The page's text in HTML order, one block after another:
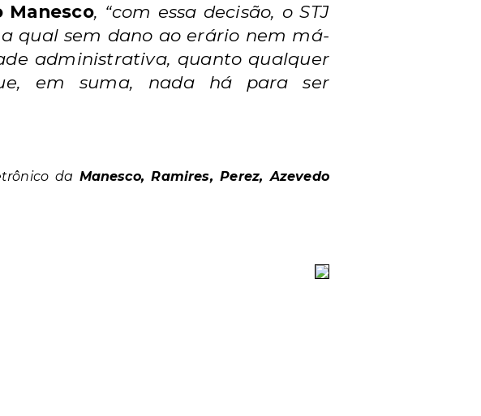
Manesco, “com essa decisão, o STJ
qual sem dano ao erário nem má-
administrativa, quanto qualquer
em suma, nada há para ser
da Manesco, Ramires, Perez, Azevedo